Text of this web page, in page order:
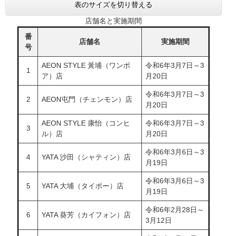
表のサイズを切り替える
店舗名と実施期間
番
号
店舗名 実施期間
1
AEON STYLE 黃埔（ワンポ
ア）店
令和6年3月7日～3
月20日
2 AEON屯門（チェンモン）店
令和6年3月7日～3
月20日
3
AEON STYLE 康怡（コンヒ
ル）店
令和6年3月7日～3
月20日
4 YATA 沙田（シャティン）店
令和6年3月6日～3
月19日
5 YATA 大埔（タイポー）店
令和6年3月6日～3
月19日
6 YATA 葵芳（カイフォン）店
令和6年2月28日～
3月12日